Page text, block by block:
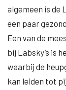
algemeen is de
een paar
Een van de
bij Labsky’s is
waarbij de
kan leiden tot